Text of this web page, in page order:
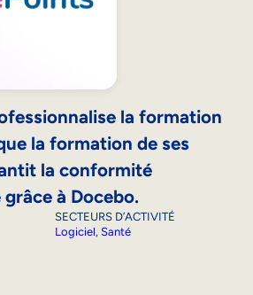
la formation
la formation de ses
la conformité
à Docebo.
SECTEURS D’ACTIVITÉ
Logiciel, Santé